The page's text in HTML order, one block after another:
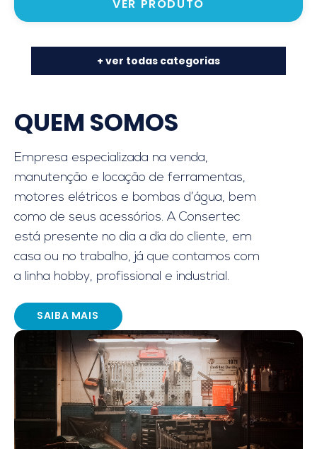
VER PRODUTO
+ ver todas categorias
QUEM SOMOS
Empresa especializada na venda,
manutenção e locação de ferramentas,
motores elétricos e bombas d’água, bem
como de seus acessórios. A Consertec
está presente no dia a dia do cliente, em
casa ou no trabalho, já que contamos com
a linha hobby, profissional e industrial.
SAIBA MAIS